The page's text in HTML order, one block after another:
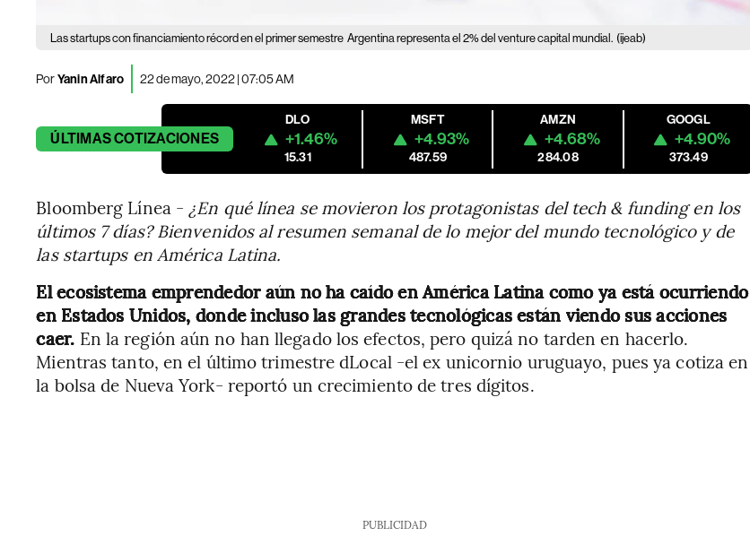
Las startups con financiamiento récord en el primer semestre Argentina representa el 2% del venture capital mundial. (ijeab)
PorYanin Alfaro 22 de mayo, 2022 | 07:05 AM
ÚLTIMASCOTIZACIONES
DLO
+1.46%
15.31
MSFT
+4.93%
487.59
AMZN
+4.68%
284.08
GOOGL
+4.90%
373.49
Bloomberg Línea - ¿En qué línea se movieron los protagonistas del tech & funding en los
últimos 7 días? Bienvenidos al resumen semanal de lo mejor del mundo tecnológico y de
las startups en América Latina.
El ecosistema emprendedor aún no ha caído en América Latina como ya está ocurriendo
en Estados Unidos, donde incluso las grandes tecnológicas están viendo sus acciones
caer. En la región aún no han llegado los efectos, pero quizá no tarden en hacerlo.
Mientras tanto, en el último trimestre dLocal -el ex unicornio uruguayo, pues ya cotiza en
la bolsa de Nueva York- reportó un crecimiento de tres dígitos.
PUBLICIDAD